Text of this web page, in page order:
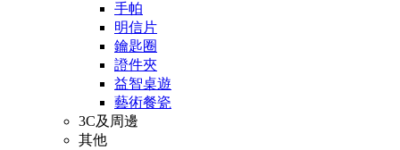
手帕
明信片
鑰匙圈
證件夾
益智桌遊
藝術餐瓷
3C及周邊
其他